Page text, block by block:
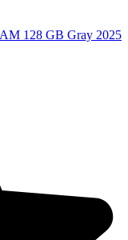
128 GB Gray 2025